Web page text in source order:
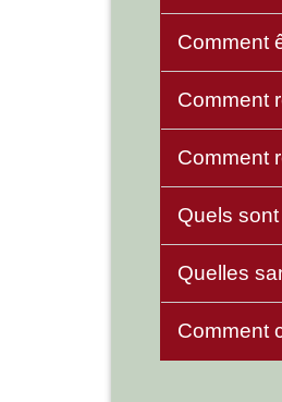
Comment
Comment
Comment
Quels
Quelles
Comment